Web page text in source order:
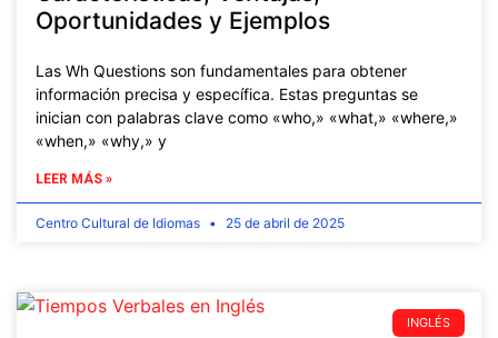
Oportunidades y Ejemplos
Las Wh Questions son fundamentales para obtener
información precisa y específica. Estas preguntas se
inician con palabras clave como «who,» «what,» «where,»
«when,» «why,» y
LEER MÁS »
Centro Cultural de Idiomas 25 de abril de 2025
INGLÉS